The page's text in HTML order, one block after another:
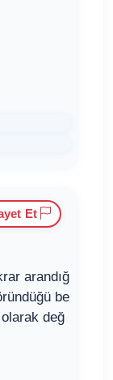
arandığ
be
değ
Et